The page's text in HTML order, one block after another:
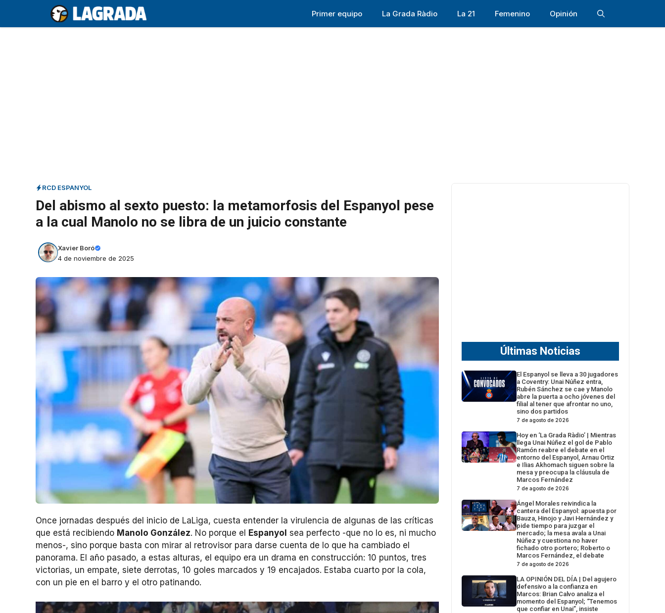
contenido
Primer equipo La Grada Ràdio La 21 Femenino Opinión
RCD ESPANYOL
Del abismo al sexto puesto: la metamorfosis del Espanyol pese
a la cual Manolo no se libra de un juicio constante
Xavier Boró
4 de noviembre de 2025
Once jornadas después del inicio de LaLiga, cuesta entender la virulencia de algunas de las críticas
que está recibiendo Manolo González. No porque el Espanyol sea perfecto -que no lo es, ni mucho
menos-, sino porque basta con mirar al retrovisor para darse cuenta de lo que ha cambiado el
panorama. El año pasado, a estas alturas, el equipo era un drama en construcción: 10 puntos, tres
victorias, un empate, siete derrotas, 10 goles marcados y 19 encajados. Estaba cuarto por la cola,
con un pie en el barro y el otro patinando.
Últimas Noticias
El Espanyol se lleva a 30 jugadores
a Coventry: Unai Núñez entra,
Rubén Sánchez se cae y Manolo
abre la puerta a ocho jóvenes del
filial al tener que afrontar no uno,
sino dos partidos
7 de agosto de 2026
Hoy en ‘La Grada Ràdio’ | Mientras
llega Unai Núñez el gol de Pablo
Ramón reabre el debate en el
entorno del Espanyol, Arnau Ortiz
e Ilias Akhomach siguen sobre la
mesa y preocupa la cláusula de
Marcos Fernández
7 de agosto de 2026
Ángel Morales reivindica la
cantera del Espanyol: apuesta por
Bauza, Hinojo y Javi Hernández y
pide tiempo para juzgar el
mercado; la mesa avala a Unai
Núñez y cuestiona no haver
fichado otro portero; Roberto o
Marcos Fernández, el debate
7 de agosto de 2026
LA OPINIÓN DEL DÍA | Del agujero
defensivo a la confianza en
Marcos: Brian Calvo analiza el
momento del Espanyol; “Tenemos
que confiar en Unai”, insiste